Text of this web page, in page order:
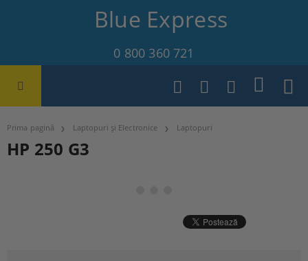
Blue Express
0 800 360 721
Prima pagină Laptopuri și Electronice Laptopuri
HP 250 G3